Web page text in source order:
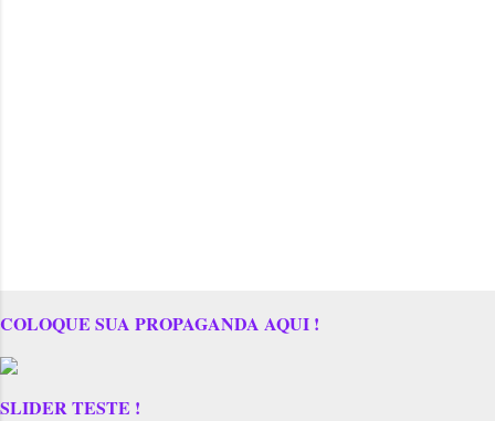
COLOQUE SUA PROPAGANDA AQUI !
SLIDER TESTE !